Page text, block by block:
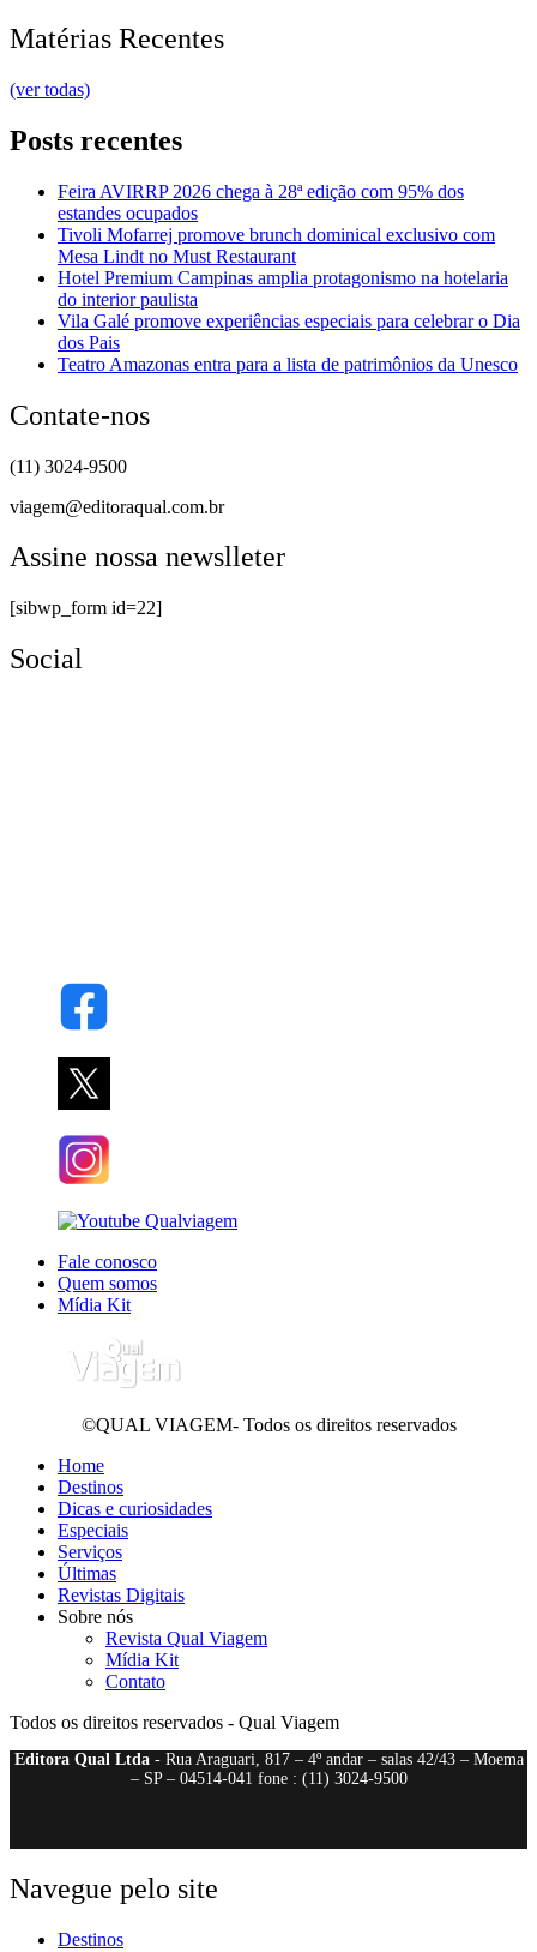
Matérias Recentes
(ver todas)
Posts recentes
Feira AVIRRP 2026 chega à 28ª edição com 95% dos
estandes ocupados
Tivoli Mofarrej promove brunch dominical exclusivo com
Mesa Lindt no Must Restaurant
Hotel Premium Campinas amplia protagonismo na hotelaria
do interior paulista
Vila Galé promove experiências especiais para celebrar o Dia
dos Pais
Teatro Amazonas entra para a lista de patrimônios da Unesco
Contate-nos
(11) 3024-9500
viagem@editoraqual.com.br
Assine nossa newslleter
[sibwp_form id=22]
Social
Fale conosco
Quem somos
Mídia Kit
©QUAL VIAGEM- Todos os direitos reservados
Home
Destinos
Dicas e curiosidades
Especiais
Serviços
Últimas
Revistas Digitais
Sobre nós
Revista Qual Viagem
Mídia Kit
Contato
Todos os direitos reservados - Qual Viagem
Editora Qual Ltda- Rua Araguari, 817 – 4º andar – salas 42/43 – Moema
– SP – 04514-041 fone : (11) 3024-9500
Navegue pelo site
Destinos